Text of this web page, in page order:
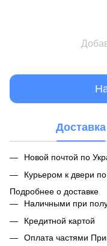
Доставка
Новой почтой по
Курьером к двери
Подробнее о доставке
Наличными при
Кредитной картой
Оплата частями